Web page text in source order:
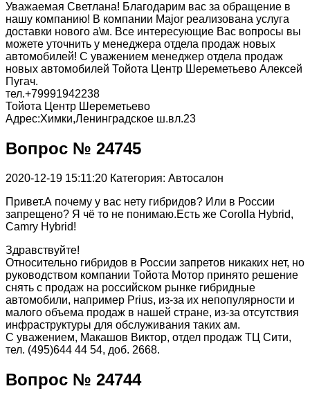
Уважаемая Светлана! Благодарим вас за обращение в
нашу компанию! В компании Major реализована услуга
доставки нового а\м. Все интересующие Вас вопросы вы
можете уточнить у менеджера отдела продаж новых
автомобилей! С уважением менеджер отдела продаж
новых автомобилей Тойота Центр Шереметьево Алексей
Пугач.
тел.+79991942238
Тойота Центр Шереметьево
Адрес:Химки,Ленинградское ш.вл.23
Вопрос № 24745
2020-12-19 15:11:20 Категория: Автосалон
Привет.А почему у вас нету гибридов? Или в России
запрещено? Я чё то не понимаю.Есть же Corolla Hybrid,
Camry Hybrid!
Здравствуйте!
Относительно гибридов в России запретов никаких нет, но
руководством компании Тойота Мотор принято решение
снять с продаж на российском рынке гибридные
автомобили, например Prius, из-за их непопулярности и
малого объема продаж в нашей стране, из-за отсутствия
инфраструктуры для обслуживания таких ам.
С уважением, Макашов Виктор, отдел продаж ТЦ Сити,
тел. (495)644 44 54, доб. 2668.
Вопрос № 24744